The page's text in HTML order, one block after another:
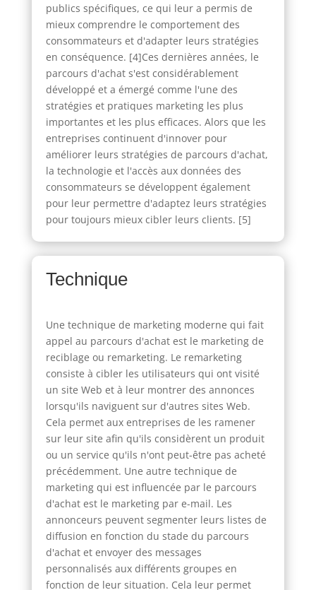
publics spécifiques, ce qui leur a permis de
mieux comprendre le comportement des
consommateurs et d'adapter leurs stratégies
en conséquence. [4]Ces dernières années, le
parcours d'achat s'est considérablement
développé et a émergé comme l'une des
stratégies et pratiques marketing les plus
importantes et les plus efficaces. Alors que les
entreprises continuent d'innover pour
améliorer leurs stratégies de parcours d'achat,
la technologie et l'accès aux données des
consommateurs se développent également
pour leur permettre d'adaptez leurs stratégies
pour toujours mieux cibler leurs clients. [5]
Technique
Une technique de marketing moderne qui fait
appel au parcours d'achat est le marketing de
reciblage ou remarketing. Le remarketing
consiste à cibler les utilisateurs qui ont visité
un site Web et à leur montrer des annonces
lorsqu'ils naviguent sur d'autres sites Web.
Cela permet aux entreprises de les ramener
sur leur site afin qu'ils considèrent un produit
ou un service qu'ils n'ont peut-être pas acheté
précédemment. Une autre technique de
marketing qui est influencée par le parcours
d'achat est le marketing par e-mail. Les
annonceurs peuvent segmenter leurs listes de
diffusion en fonction du stade du parcours
d'achat et envoyer des messages
personnalisés aux différents groupes en
fonction de leur situation. Cela leur permet